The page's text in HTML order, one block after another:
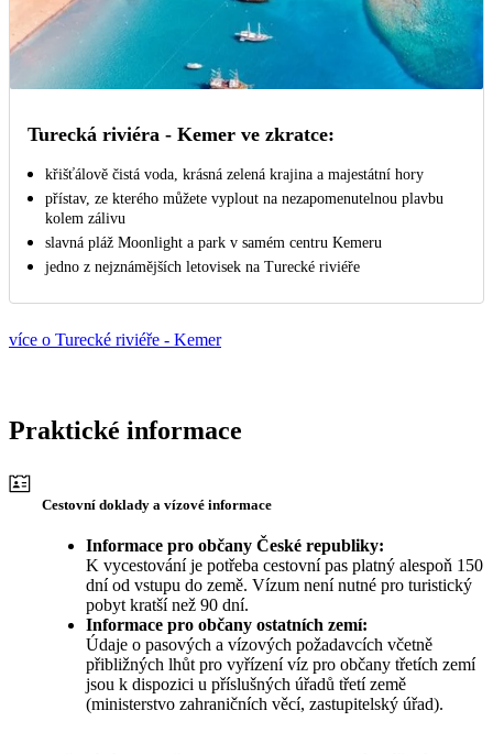
Turecká riviéra - Kemer ve zkratce:
křišťálově čistá voda, krásná zelená krajina a majestátní hory
přístav, ze kterého můžete vyplout na nezapomenutelnou plavbu
kolem zálivu
slavná pláž Moonlight a park v samém centru Kemeru
jedno z nejznámějších letovisek na Turecké riviéře
více o Turecké riviéře - Kemer
Praktické informace
Cestovní doklady a vízové informace
Informace pro občany České republiky:
K vycestování je potřeba cestovní pas platný alespoň 150
dní od vstupu do země. Vízum není nutné pro turistický
pobyt kratší než 90 dní.
Informace pro občany ostatních zemí:
Údaje o pasových a vízových požadavcích včetně
přibližných lhůt pro vyřízení víz pro občany třetích zemí
jsou k dispozici u příslušných úřadů třetí země
(ministerstvo zahraničních věcí, zastupitelský úřad).